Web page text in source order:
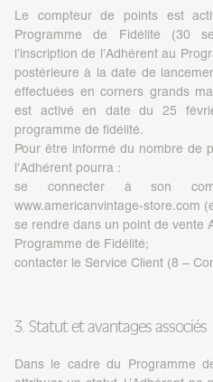
Le compteur de points est
Programme de Fidélité (30
l’inscription de l’Adhérent au
postérieure à la date de
effectuées en corners grands
est activé en date du 25
programme de fidélité.
Pour être informé du nombre de
l’Adhérent pourra :
se connecter à son
www.americanvintage-store.com
se rendre dans un point de vente
Programme de Fidélité;
contacter le Service Client (8 –
3. Statut et avantages associés
Dans le cadre du Programme